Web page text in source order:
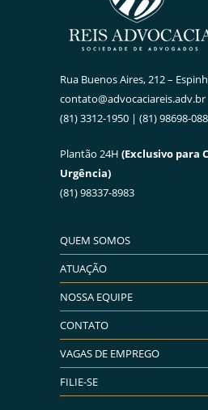
Rua Buenos Aires, 212 –
contato@advocaciareis.adv.br
(81) 3312-1950 | (81) 98698-
Plantão 24H (Exclusivo para
Urgência)
(81) 98337-8983
QUEM SOMOS
ATUAÇÃO
NOSSA EQUIPE
CONTATO
VAGAS DE EMPREGO
FILIE-SE